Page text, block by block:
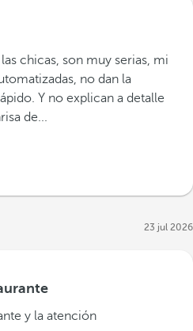
chicas, son muy serias, mi
no dan la
Y no explican a detalle
de...
23 jul 2026
y la atención